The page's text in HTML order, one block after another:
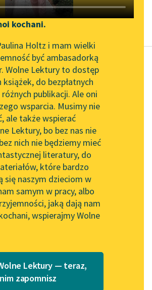
Zgłoś brak utworu
Narzędzia
Mapa Wolnych Lektur
Leśmianator
Przewodnik dla piszących i
czytających
API
OAI-PMH
Widget Wolnych Lektur
Przypisy
Katalog w formacie PDF
kochani.
Holtz i mam wielki
być ambasadorką
Wolne Lektury to dostęp
książek, do bezpłatnych
publikacji. Ale oni
wsparcia. Musimy nie
ale także wspierać
Lektury, bo bez nas nie
nich nie będziemy mieć
literatury, do
które bardzo
się naszym dzieciom w
samym w pracy, albo
jaką dają nam
wspierajmy Wolne
Lektury — teraz,
zapomnisz
Nowakowskie
Aleksandra Kasprzak
Niebezpieczeństwo
jedzenia w
miejscach
publicznych i
prywatnych
Odcinanie się od
rodziny jest odcinaniem
końcówek banana —
niektórzy to robią, inni